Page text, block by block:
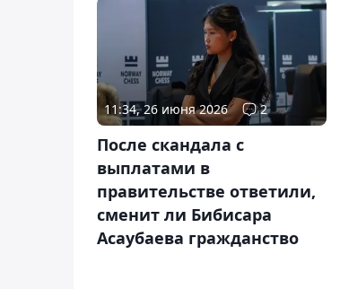
11:34, 26 июня 2026 2
После скандала с
выплатами в
правительстве ответили,
сменит ли Бибисара
Асаубаева гражданство